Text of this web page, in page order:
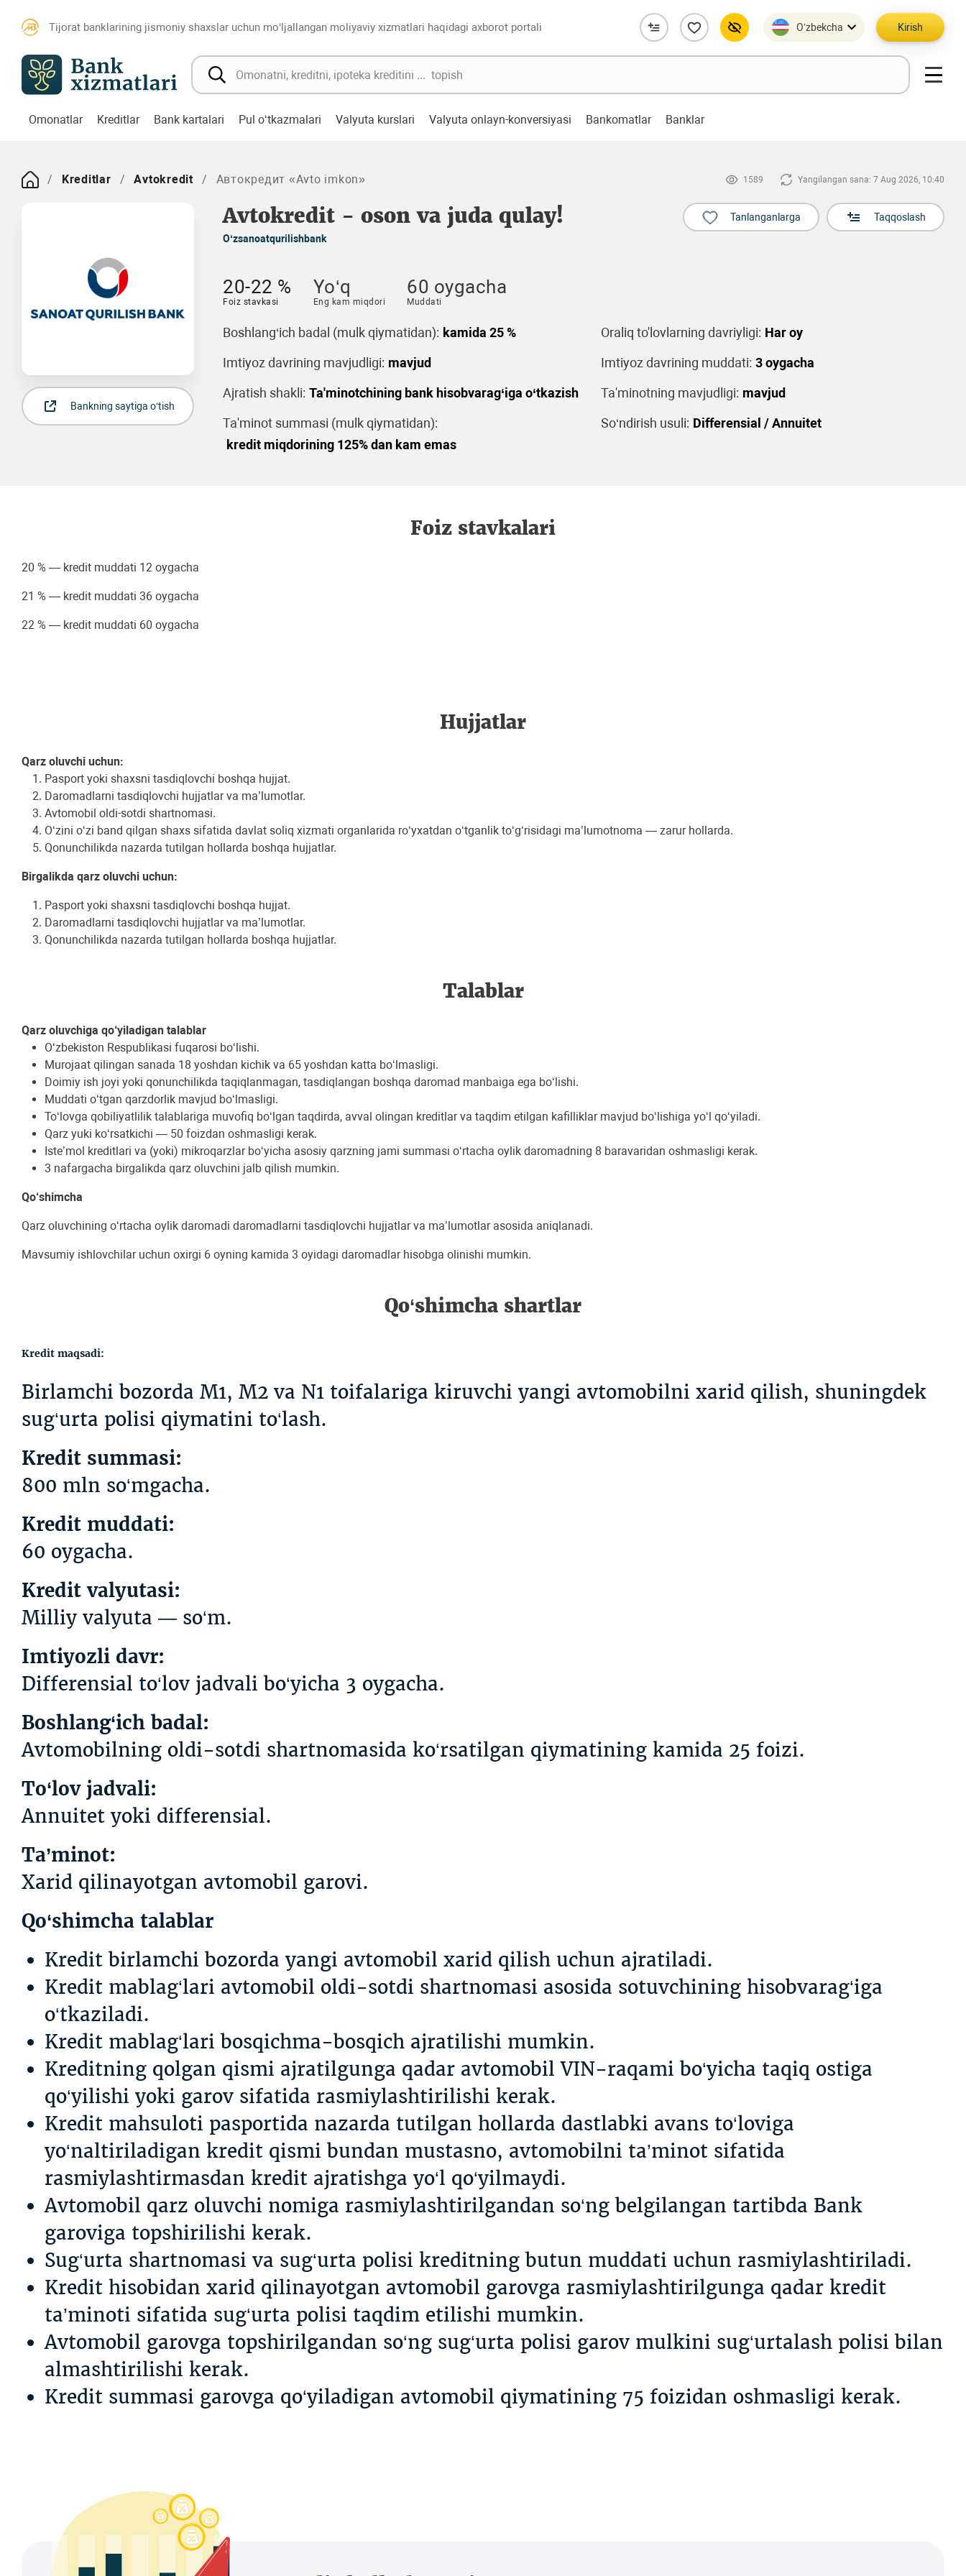
Tijorat banklarining jismoniy shaxslar uchun mo‘ljallangan moliyaviy xizmatlari haqidagi axborot portali O’zbekcha Kirish
Omonatlar Kreditlar Bank kartalari Pul o‘tkazmalari Valyuta kurslari Valyuta onlayn-konversiyasi Bankomatlar Banklar
Kreditlar Avtokredit Автокредит «Avto imkon» 1589 Yangilangan sana: 7 Aug 2026, 10:40
Avtokredit - oson va juda qulay!
O‘zsanoatqurilishbank
Tanlanganlarga Taqqoslash
Bankning saytiga o‘tish
20-22 %
Foiz stavkasi
Yo‘q
Eng kam miqdori
60 oygacha
Muddati
Boshlang‘ich badal (mulk qiymatidan): kamida 25 % Oraliq to'lovlarning davriyligi: Har oy
Imtiyoz davrining mavjudligi: mavjud Imtiyoz davrining muddati: 3 oygacha
Ajratish shakli: Ta'minotchining bank hisobvarag‘iga o‘tkazish Ta'minotning mavjudligi: mavjud
Ta'minot summasi (mulk qiymatidan):
kredit miqdorining 125% dan kam emas
So‘ndirish usuli: Differensial / Annuitet
Foiz stavkalari
20 % — kredit muddati 12 oygacha
21 % — kredit muddati 36 oygacha
22 % — kredit muddati 60 oygacha
Hujjatlar
Qarz oluvchi uchun:
Pasport yoki shaxsni tasdiqlovchi boshqa hujjat.
Daromadlarni tasdiqlovchi hujjatlar va ma’lumotlar.
Avtomobil oldi-sotdi shartnomasi.
O‘zini o‘zi band qilgan shaxs sifatida davlat soliq xizmati organlarida ro‘yxatdan o‘tganlik to‘g‘risidagi ma’lumotnoma — zarur hollarda.
Qonunchilikda nazarda tutilgan hollarda boshqa hujjatlar.
Birgalikda qarz oluvchi uchun:
Pasport yoki shaxsni tasdiqlovchi boshqa hujjat.
Daromadlarni tasdiqlovchi hujjatlar va ma’lumotlar.
Qonunchilikda nazarda tutilgan hollarda boshqa hujjatlar.
Talablar
Qarz oluvchiga qo‘yiladigan talablar
O‘zbekiston Respublikasi fuqarosi bo‘lishi.
Murojaat qilingan sanada 18 yoshdan kichik va 65 yoshdan katta bo‘lmasligi.
Doimiy ish joyi yoki qonunchilikda taqiqlanmagan, tasdiqlangan boshqa daromad manbaiga ega bo‘lishi.
Muddati o‘tgan qarzdorlik mavjud bo‘lmasligi.
To‘lovga qobiliyatlilik talablariga muvofiq bo‘lgan taqdirda, avval olingan kreditlar va taqdim etilgan kafilliklar mavjud bo‘lishiga yo‘l qo‘yiladi.
Qarz yuki ko‘rsatkichi — 50 foizdan oshmasligi kerak.
Iste’mol kreditlari va (yoki) mikroqarzlar bo‘yicha asosiy qarzning jami summasi o‘rtacha oylik daromadning 8 baravaridan oshmasligi kerak.
3 nafargacha birgalikda qarz oluvchini jalb qilish mumkin.
Qo‘shimcha
Qarz oluvchining o‘rtacha oylik daromadi daromadlarni tasdiqlovchi hujjatlar va ma’lumotlar asosida aniqlanadi.
Mavsumiy ishlovchilar uchun oxirgi 6 oyning kamida 3 oyidagi daromadlar hisobga olinishi mumkin.
Qo‘shimcha shartlar
Kredit maqsadi:
Birlamchi bozorda M1, M2 va N1 toifalariga kiruvchi yangi avtomobilni xarid qilish, shuningdek
sug‘urta polisi qiymatini to‘lash.
Kredit summasi:
800 mln so‘mgacha.
Kredit muddati:
60 oygacha.
Kredit valyutasi:
Milliy valyuta — so‘m.
Imtiyozli davr:
Differensial to‘lov jadvali bo‘yicha 3 oygacha.
Boshlang‘ich badal:
Avtomobilning oldi-sotdi shartnomasida ko‘rsatilgan qiymatining kamida 25 foizi.
To‘lov jadvali:
Annuitet yoki differensial.
Ta’minot:
Xarid qilinayotgan avtomobil garovi.
Qo‘shimcha talablar
Kredit birlamchi bozorda yangi avtomobil xarid qilish uchun ajratiladi.
Kredit mablag‘lari avtomobil oldi-sotdi shartnomasi asosida sotuvchining hisobvarag‘iga
o‘tkaziladi.
Kredit mablag‘lari bosqichma-bosqich ajratilishi mumkin.
Kreditning qolgan qismi ajratilgunga qadar avtomobil VIN-raqami bo‘yicha taqiq ostiga
qo‘yilishi yoki garov sifatida rasmiylashtirilishi kerak.
Kredit mahsuloti pasportida nazarda tutilgan hollarda dastlabki avans to‘loviga
yo‘naltiriladigan kredit qismi bundan mustasno, avtomobilni ta’minot sifatida
rasmiylashtirmasdan kredit ajratishga yo‘l qo‘yilmaydi.
Avtomobil qarz oluvchi nomiga rasmiylashtirilgandan so‘ng belgilangan tartibda Bank
garoviga topshirilishi kerak.
Sug‘urta shartnomasi va sug‘urta polisi kreditning butun muddati uchun rasmiylashtiriladi.
Kredit hisobidan xarid qilinayotgan avtomobil garovga rasmiylashtirilgunga qadar kredit
ta’minoti sifatida sug‘urta polisi taqdim etilishi mumkin.
Avtomobil garovga topshirilgandan so‘ng sug‘urta polisi garov mulkini sug‘urtalash polisi bilan
almashtirilishi kerak.
Kredit summasi garovga qo‘yiladigan avtomobil qiymatining 75 foizidan oshmasligi kerak.